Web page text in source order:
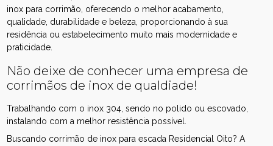
inox para corrimão, oferecendo o melhor acabamento,
qualidade, durabilidade e beleza, proporcionando à sua
residência ou estabelecimento muito mais modernidade e
praticidade.
Não deixe de conhecer uma empresa de
corrimãos de inox de qualdiade!
Trabalhando com o inox 304, sendo no polido ou escovado,
instalando com a melhor resistência possível.
Buscando corrimão de inox para escada Residencial Oito? A